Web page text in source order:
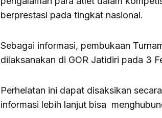
berprestasi pada tingkat nasional.
Sebagai informasi, pembukaan
dilaksanakan di GOR Jatidiri pada 3
Perhelatan ini dapat disaksikan
informasi lebih lanjut bisa